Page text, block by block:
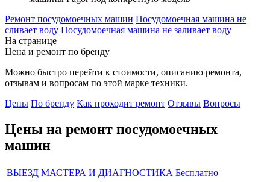
Ремонт посудомоечных машин Посудомоечная машина не
сливает воду Посудомоечная машина не заливает воду
На странице
Цена и ремонт по бренду
Можно быстро перейти к стоимости, описанию ремонта,
отзывам и вопросам по этой марке техники.
Цены По бренду Как проходит ремонт Отзывы Вопросы
Цены на ремонт посудомоечных
машин
ВЫЕЗД МАСТЕРА И ДИАГНОСТИКА Бесплатно